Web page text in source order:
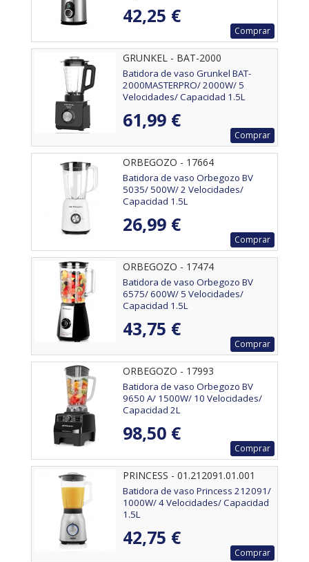
42,25 €
Comprar
GRUNKEL - BAT-2000
MASTERPRO
Batidora de vaso Grunkel BAT-
2000MASTERPRO/ 2000W/ 5
Velocidades/ Capacidad 1.5L
61,99 €
Comprar
ORBEGOZO - 17664
Batidora de vaso Orbegozo BV
5035/ 500W/ 2 Velocidades/
Capacidad 1.5L
26,99 €
Comprar
ORBEGOZO - 17474
Batidora de vaso Orbegozo BV
6575/ 600W/ 5 Velocidades/
Capacidad 1.5L
43,75 €
Comprar
ORBEGOZO - 17993
Batidora de vaso Orbegozo BV
9650 A/ 1500W/ 10 Velocidades/
Capacidad 2L
98,50 €
Comprar
PRINCESS - 01.212091.01.001
Batidora de vaso Princess 212091/
1000W/ 4 Velocidades/ Capacidad
1.5L
42,75 €
Comprar